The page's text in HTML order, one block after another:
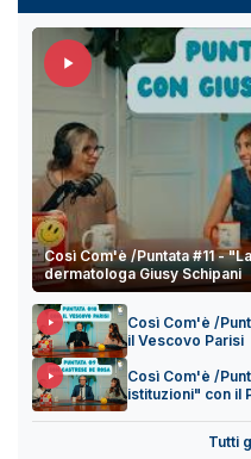
Così Com'è /Puntata #11 -
dermatologa Giusy Schipani
Così Com'è /
il Vescovo Parisi
Così Com'è /
istituzioni" con il
Tutti